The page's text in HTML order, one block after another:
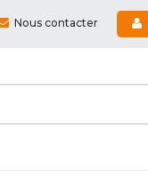
Nous contacter